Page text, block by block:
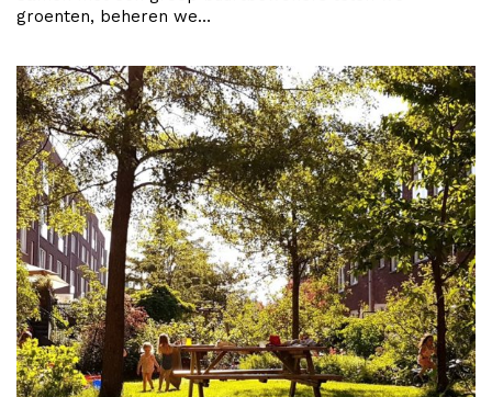
groenten, beheren we…